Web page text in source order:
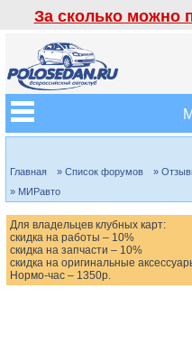
За сколько можно
Главная » Список форумов »
» МИРавто
Для владельцев клубных карт:
скидка на работы – 10%
скидка на запчасти – 10%
скидка на оригинальные
Нормо-час – 1350р.